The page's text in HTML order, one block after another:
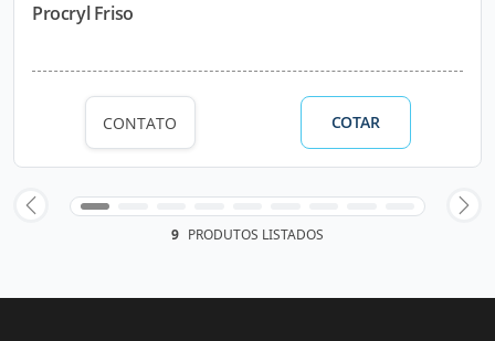
Procryl Friso
CONTATO COTAR
9 PRODUTOS LISTADOS